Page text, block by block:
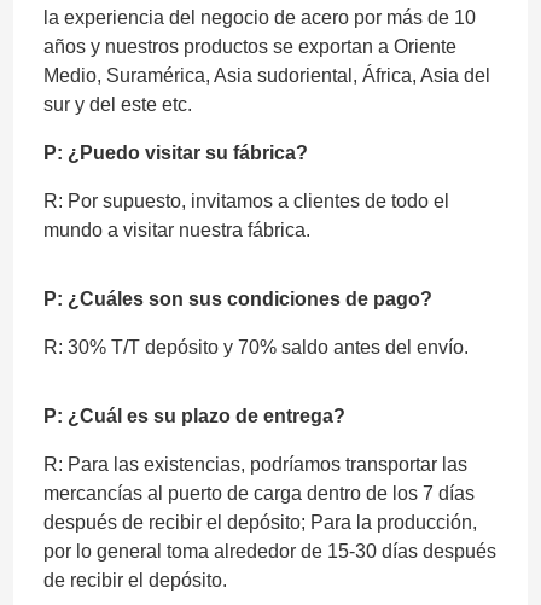
la experiencia del negocio de acero por más de 10
años y nuestros productos se exportan a Oriente
Medio, Suramérica, Asia sudoriental, África, Asia del
sur y del este etc.
P: ¿Puedo visitar su fábrica?
R: Por supuesto, invitamos a clientes de todo el
mundo a visitar nuestra fábrica.
P: ¿Cuáles son sus condiciones de pago?
R: 30% T/T depósito y 70% saldo antes del envío.
P: ¿Cuál es su plazo de entrega?
R: Para las existencias, podríamos transportar las
mercancías al puerto de carga dentro de los 7 días
después de recibir el depósito; Para la producción,
por lo general toma alrededor de 15-30 días después
de recibir el depósito.